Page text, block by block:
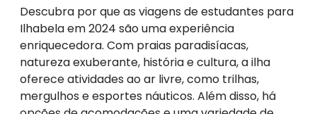
Descubra por que as viagens de estudantes para
Ilhabela em 2024 são uma experiência
enriquecedora. Com praias paradisíacas,
natureza exuberante, história e cultura, a ilha
oferece atividades ao ar livre, como trilhas,
mergulhos e esportes náuticos. Além disso, há